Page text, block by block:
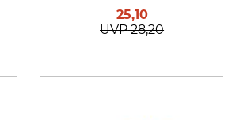
25,10
UVP 28,20